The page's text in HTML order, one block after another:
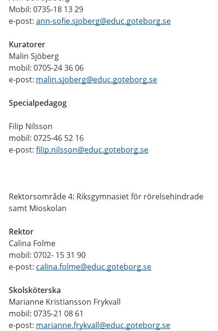
Mobil: 0735-18 13 29
e-post: ann-sofie.sjoberg@educ.goteborg.se
Kuratorer
Malin Sjöberg
mobil: 0705-24 36 06
e-post: malin.sjoberg@educ.goteborg.se
Specialpedagog
Filip Nilsson
mobil: 0725-46 52 16
e-post: filip.nilsson@educ.goteborg.se
Rektorsområde 4: Riksgymnasiet för rörelsehindrade
samt Mioskolan
Rektor
Calina Folme
mobil: 0702- 15 31 90
e-post: calina.folme@educ.goteborg.se
Skolsköterska
Marianne Kristiansson Frykvall
mobil: 0735-21 08 61
e-post: marianne.frykvall@educ.goteborg.se